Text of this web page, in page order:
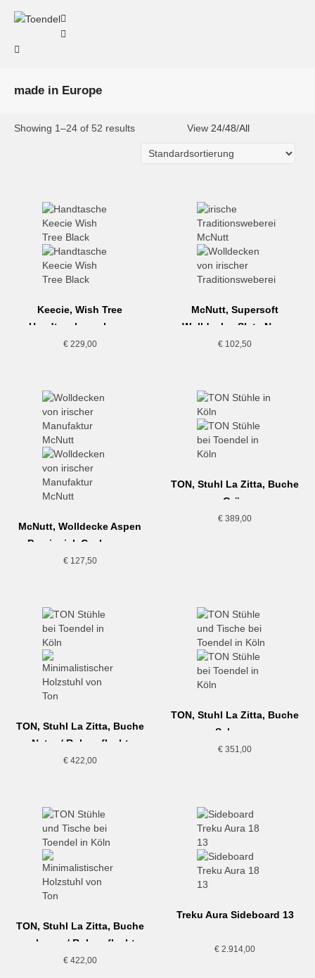
made in Europe
Showing 1–24 of 52 results View 24/48/All
Keecie, Wish Tree
Handtasche, schwarz
€229,00
McNutt, Supersoft
Wolldecke, Slate Navy
€ 102,50
McNutt, Wolldecke Aspen
Provincial, Cashmere-
Merino
€127,50
TON, Stuhl La Zitta, Buche
Grün
€ 389,00
TON, Stuhl La Zitta, Buche
Natur / Rohrgeflecht
€422,00
TON, Stuhl La Zitta, Buche
Schwarz
€ 351,00
TON, Stuhl La Zitta, Buche
schwarz / Rohrgeflecht
€422,00
Treku Aura Sideboard 13
€ 2.914,00